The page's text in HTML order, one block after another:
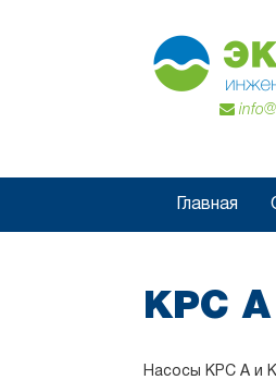
Главная
KPC
Насосы KPC A и